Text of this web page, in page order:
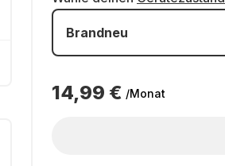
Brandneu
14,99 € /Monat